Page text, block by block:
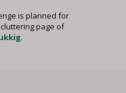
is planned for
page of
.